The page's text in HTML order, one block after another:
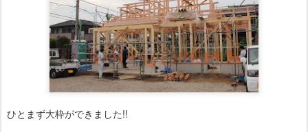
ひとまず大枠ができました!!